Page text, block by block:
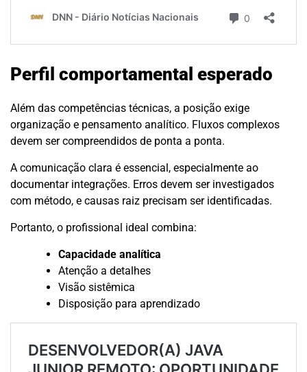
Perfil comportamental esperado
Além das competências técnicas, a posição exige
organização e pensamento analítico. Fluxos complexos
devem ser compreendidos de ponta a ponta.
A comunicação clara é essencial, especialmente ao
documentar integrações. Erros devem ser investigados
com método, e causas raiz precisam ser identificadas.
Portanto, o profissional ideal combina:
Capacidade analítica
Atenção a detalhes
Visão sistêmica
Disposição para aprendizado